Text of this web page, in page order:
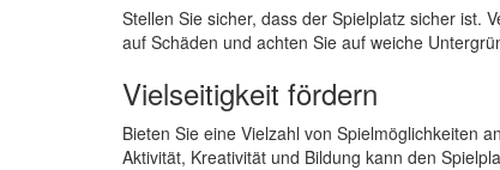
Stellen Sie sicher, dass der Spielplatz sicher ist.
auf Schäden und achten Sie auf weiche
Vielseitigkeit fördern
Bieten Sie eine Vielzahl von Spielmöglichkeiten
Aktivität, Kreativität und Bildung kann den